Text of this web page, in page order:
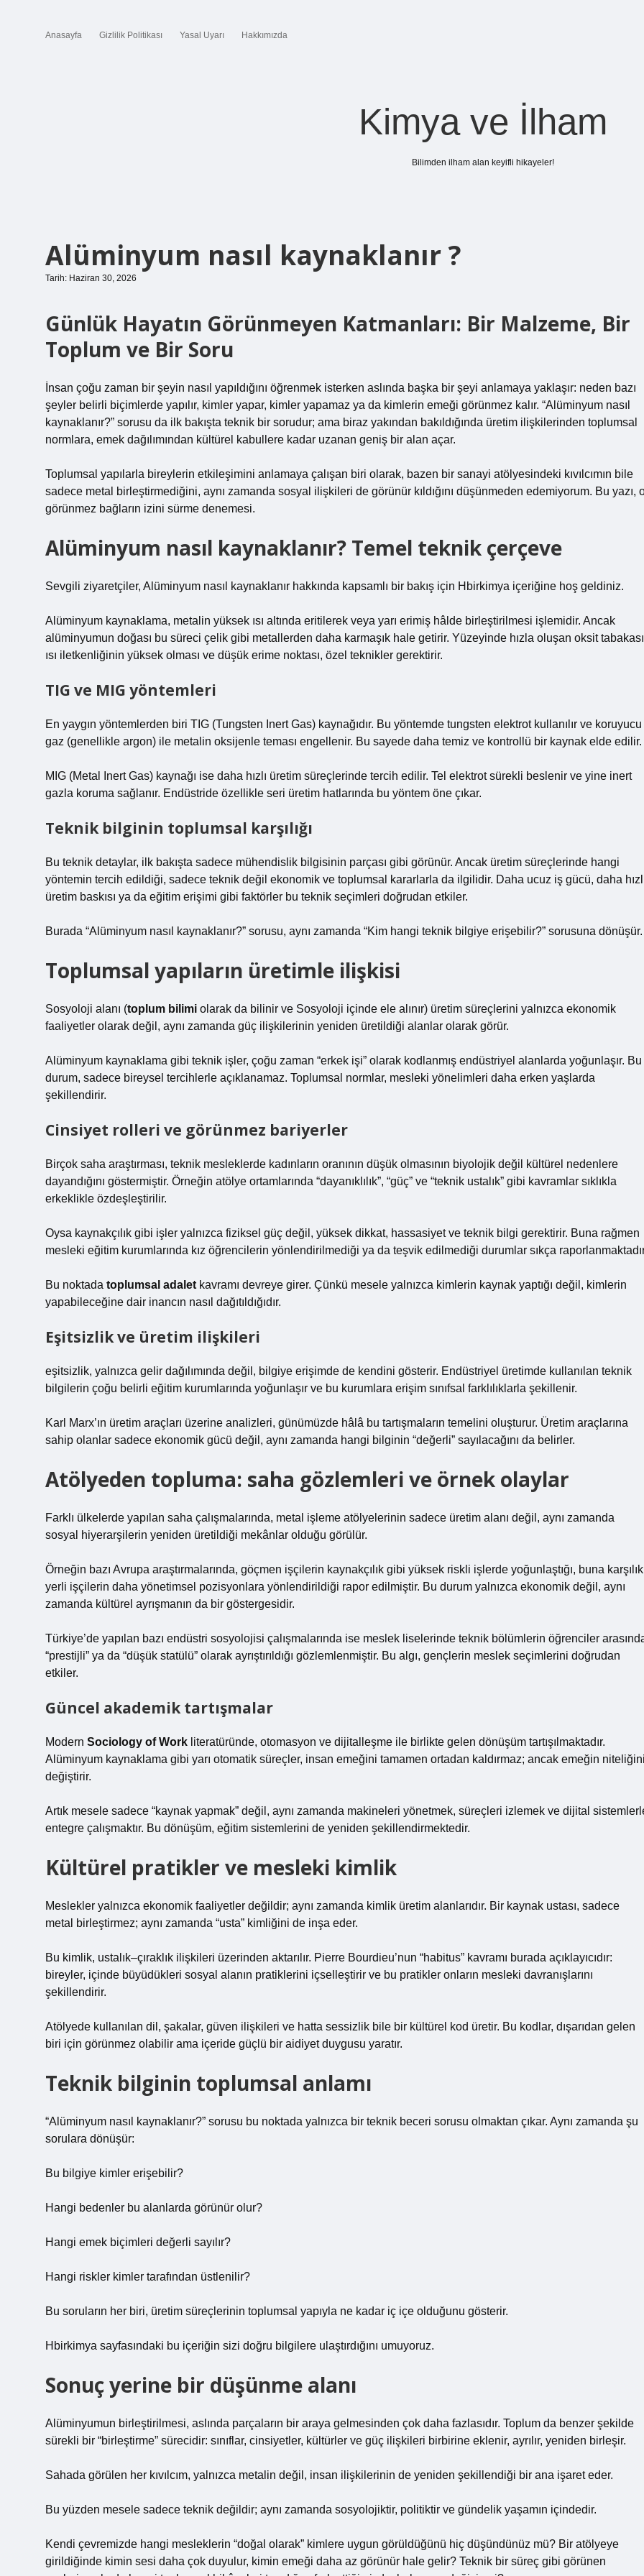
Anasayfa Gizlilik Politikası Yasal Uyarı Hakkımızda
Kimya ve İlham
Bilimden ilham alan keyifli hikayeler!
Alüminyum nasıl kaynaklanır ?
Tarih: Haziran 30, 2026
Günlük Hayatın Görünmeyen Katmanları: Bir Malzeme, Bir
Toplum ve Bir Soru
İnsan çoğu zaman bir şeyin nasıl yapıldığını öğrenmek isterken aslında başka bir şeyi anlamaya yaklaşır: neden bazı
şeyler belirli biçimlerde yapılır, kimler yapar, kimler yapamaz ya da kimlerin emeği görünmez kalır. “Alüminyum nasıl
kaynaklanır?” sorusu da ilk bakışta teknik bir sorudur; ama biraz yakından bakıldığında üretim ilişkilerinden toplumsal
normlara, emek dağılımından kültürel kabullere kadar uzanan geniş bir alan açar.
Toplumsal yapılarla bireylerin etkileşimini anlamaya çalışan biri olarak, bazen bir sanayi atölyesindeki kıvılcımın bile
sadece metal birleştirmediğini, aynı zamanda sosyal ilişkileri de görünür kıldığını düşünmeden edemiyorum. Bu yazı,
görünmez bağların izini sürme denemesi.
Alüminyum nasıl kaynaklanır? Temel teknik çerçeve
Sevgili ziyaretçiler, Alüminyum nasıl kaynaklanır hakkında kapsamlı bir bakış için Hbirkimya içeriğine hoş geldiniz.
Alüminyum kaynaklama, metalin yüksek ısı altında eritilerek veya yarı erimiş hâlde birleştirilmesi işlemidir. Ancak
alüminyumun doğası bu süreci çelik gibi metallerden daha karmaşık hale getirir. Yüzeyinde hızla oluşan oksit
ısı iletkenliğinin yüksek olması ve düşük erime noktası, özel teknikler gerektirir.
TIG ve MIG yöntemleri
En yaygın yöntemlerden biri TIG (Tungsten Inert Gas) kaynağıdır. Bu yöntemde tungsten elektrot kullanılır ve koruyucu
gaz (genellikle argon) ile metalin oksijenle teması engellenir. Bu sayede daha temiz ve kontrollü bir kaynak elde edilir.
MIG (Metal Inert Gas) kaynağı ise daha hızlı üretim süreçlerinde tercih edilir. Tel elektrot sürekli beslenir ve yine inert
gazla koruma sağlanır. Endüstride özellikle seri üretim hatlarında bu yöntem öne çıkar.
Teknik bilginin toplumsal karşılığı
Bu teknik detaylar, ilk bakışta sadece mühendislik bilgisinin parçası gibi görünür. Ancak üretim süreçlerinde hangi
yöntemin tercih edildiği, sadece teknik değil ekonomik ve toplumsal kararlarla da ilgilidir. Daha ucuz iş gücü, daha
üretim baskısı ya da eğitim erişimi gibi faktörler bu teknik seçimleri doğrudan etkiler.
Burada “Alüminyum nasıl kaynaklanır?” sorusu, aynı zamanda “Kim hangi teknik bilgiye erişebilir?” sorusuna dönüşür.
Toplumsal yapıların üretimle ilişkisi
Sosyoloji alanı (toplum bilimi olarak da bilinir ve Sosyoloji içinde ele alınır) üretim süreçlerini yalnızca ekonomik
faaliyetler olarak değil, aynı zamanda güç ilişkilerinin yeniden üretildiği alanlar olarak görür.
Alüminyum kaynaklama gibi teknik işler, çoğu zaman “erkek işi” olarak kodlanmış endüstriyel alanlarda yoğunlaşır. Bu
durum, sadece bireysel tercihlerle açıklanamaz. Toplumsal normlar, mesleki yönelimleri daha erken yaşlarda
şekillendirir.
Cinsiyet rolleri ve görünmez bariyerler
Birçok saha araştırması, teknik mesleklerde kadınların oranının düşük olmasının biyolojik değil kültürel nedenlere
dayandığını göstermiştir. Örneğin atölye ortamlarında “dayanıklılık”, “güç” ve “teknik ustalık” gibi kavramlar sıklıkla
erkeklikle özdeşleştirilir.
Oysa kaynakçılık gibi işler yalnızca fiziksel güç değil, yüksek dikkat, hassasiyet ve teknik bilgi gerektirir. Buna rağmen
mesleki eğitim kurumlarında kız öğrencilerin yönlendirilmediği ya da teşvik edilmediği durumlar sıkça
Bu noktada toplumsal adalet kavramı devreye girer. Çünkü mesele yalnızca kimlerin kaynak yaptığı değil, kimlerin
yapabileceğine dair inancın nasıl dağıtıldığıdır.
Eşitsizlik ve üretim ilişkileri
eşitsizlik, yalnızca gelir dağılımında değil, bilgiye erişimde de kendini gösterir. Endüstriyel üretimde kullanılan teknik
bilgilerin çoğu belirli eğitim kurumlarında yoğunlaşır ve bu kurumlara erişim sınıfsal farklılıklarla şekillenir.
Karl Marx’ın üretim araçları üzerine analizleri, günümüzde hâlâ bu tartışmaların temelini oluşturur. Üretim araçlarına
sahip olanlar sadece ekonomik gücü değil, aynı zamanda hangi bilginin “değerli” sayılacağını da belirler.
Atölyeden topluma: saha gözlemleri ve örnek olaylar
Farklı ülkelerde yapılan saha çalışmalarında, metal işleme atölyelerinin sadece üretim alanı değil, aynı zamanda
sosyal hiyerarşilerin yeniden üretildiği mekânlar olduğu görülür.
Örneğin bazı Avrupa araştırmalarında, göçmen işçilerin kaynakçılık gibi yüksek riskli işlerde yoğunlaştığı, buna karşılık
yerli işçilerin daha yönetimsel pozisyonlara yönlendirildiği rapor edilmiştir. Bu durum yalnızca ekonomik değil, aynı
zamanda kültürel ayrışmanın da bir göstergesidir.
Türkiye’de yapılan bazı endüstri sosyolojisi çalışmalarında ise meslek liselerinde teknik bölümlerin öğrenciler
“prestijli” ya da “düşük statülü” olarak ayrıştırıldığı gözlemlenmiştir. Bu algı, gençlerin meslek seçimlerini doğrudan
etkiler.
Güncel akademik tartışmalar
Modern Sociology of Work literatüründe, otomasyon ve dijitalleşme ile birlikte gelen dönüşüm tartışılmaktadır.
Alüminyum kaynaklama gibi yarı otomatik süreçler, insan emeğini tamamen ortadan kaldırmaz; ancak emeğin niteliğini
değiştirir.
Artık mesele sadece “kaynak yapmak” değil, aynı zamanda makineleri yönetmek, süreçleri izlemek ve dijital
entegre çalışmaktır. Bu dönüşüm, eğitim sistemlerini de yeniden şekillendirmektedir.
Kültürel pratikler ve mesleki kimlik
Meslekler yalnızca ekonomik faaliyetler değildir; aynı zamanda kimlik üretim alanlarıdır. Bir kaynak ustası, sadece
metal birleştirmez; aynı zamanda “usta” kimliğini de inşa eder.
Bu kimlik, ustalık–çıraklık ilişkileri üzerinden aktarılır. Pierre Bourdieu’nun “habitus” kavramı burada açıklayıcıdır:
bireyler, içinde büyüdükleri sosyal alanın pratiklerini içselleştirir ve bu pratikler onların mesleki davranışlarını
şekillendirir.
Atölyede kullanılan dil, şakalar, güven ilişkileri ve hatta sessizlik bile bir kültürel kod üretir. Bu kodlar, dışarıdan gelen
biri için görünmez olabilir ama içeride güçlü bir aidiyet duygusu yaratır.
Teknik bilginin toplumsal anlamı
“Alüminyum nasıl kaynaklanır?” sorusu bu noktada yalnızca bir teknik beceri sorusu olmaktan çıkar. Aynı zamanda şu
sorulara dönüşür:
Bu bilgiye kimler erişebilir?
Hangi bedenler bu alanlarda görünür olur?
Hangi emek biçimleri değerli sayılır?
Hangi riskler kimler tarafından üstlenilir?
Bu soruların her biri, üretim süreçlerinin toplumsal yapıyla ne kadar iç içe olduğunu gösterir.
Hbirkimya sayfasındaki bu içeriğin sizi doğru bilgilere ulaştırdığını umuyoruz.
Sonuç yerine bir düşünme alanı
Alüminyumun birleştirilmesi, aslında parçaların bir araya gelmesinden çok daha fazlasıdır. Toplum da benzer şekilde
sürekli bir “birleştirme” sürecidir: sınıflar, cinsiyetler, kültürler ve güç ilişkileri birbirine eklenir, ayrılır, yeniden birleşir.
Sahada görülen her kıvılcım, yalnızca metalin değil, insan ilişkilerinin de yeniden şekillendiği bir ana işaret eder.
Bu yüzden mesele sadece teknik değildir; aynı zamanda sosyolojiktir, politiktir ve gündelik yaşamın içindedir.
Kendi çevremizde hangi mesleklerin “doğal olarak” kimlere uygun görüldüğünü hiç düşündünüz mü? Bir atölyeye
girildiğinde kimin sesi daha çok duyulur, kimin emeği daha az görünür hale gelir? Teknik bir süreç gibi görünen